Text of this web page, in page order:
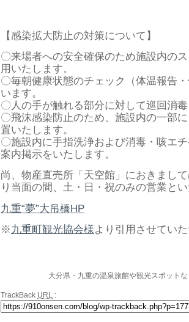
【感染拡大防止の対策について】
〇来場者への安全確保のため施設内の
用いたします。
〇毎朝健康状態のチェック（体温報告
います。
〇人の手が触れる部分に対して巡回消
〇飛沫感染防止のため、施設内の一部
置いたします。
〇施設内に手指洗浄および消毒・咳エ
案内掲示をいたします。
尚、物産直売所「天空館」におきまし
り当面の間、土・日・祝のみの営業と
九重“夢”大吊橋HP
※九重町観光協会様より引用させてい
大分県・九重の温泉旅館や観光スポット
TrackBack URL :